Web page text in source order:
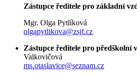
Zástupce ředitele pro základní
Mgr. Olga Pytlíková
olgapytlikova@zsjf.cz
Zástupce ředitele pro předškolní
Valkovičová
ms.otaslavice@seznam.cz